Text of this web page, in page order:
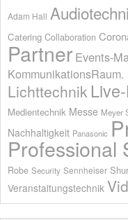
Adam Hall
Catering Collaboration
Partner Events-
KommunikationsRaum.
Lichttechnik
Medientechnik Messe Meyer
Nachhaltigkeit Panasonic
Professional
Robe Security Sennheiser
Veranstaltungstechnik